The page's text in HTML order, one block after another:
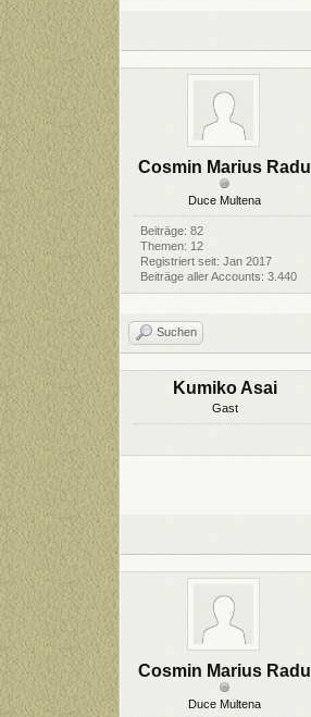
Cosmin Marius Radu
Duce Multena
Beiträge: 82
Themen: 12
Registriert seit: Jan 2017
Beiträge aller Accounts: 3.440
Suchen
Kumiko Asai
Gast
Cosmin Marius Radu
Duce Multena